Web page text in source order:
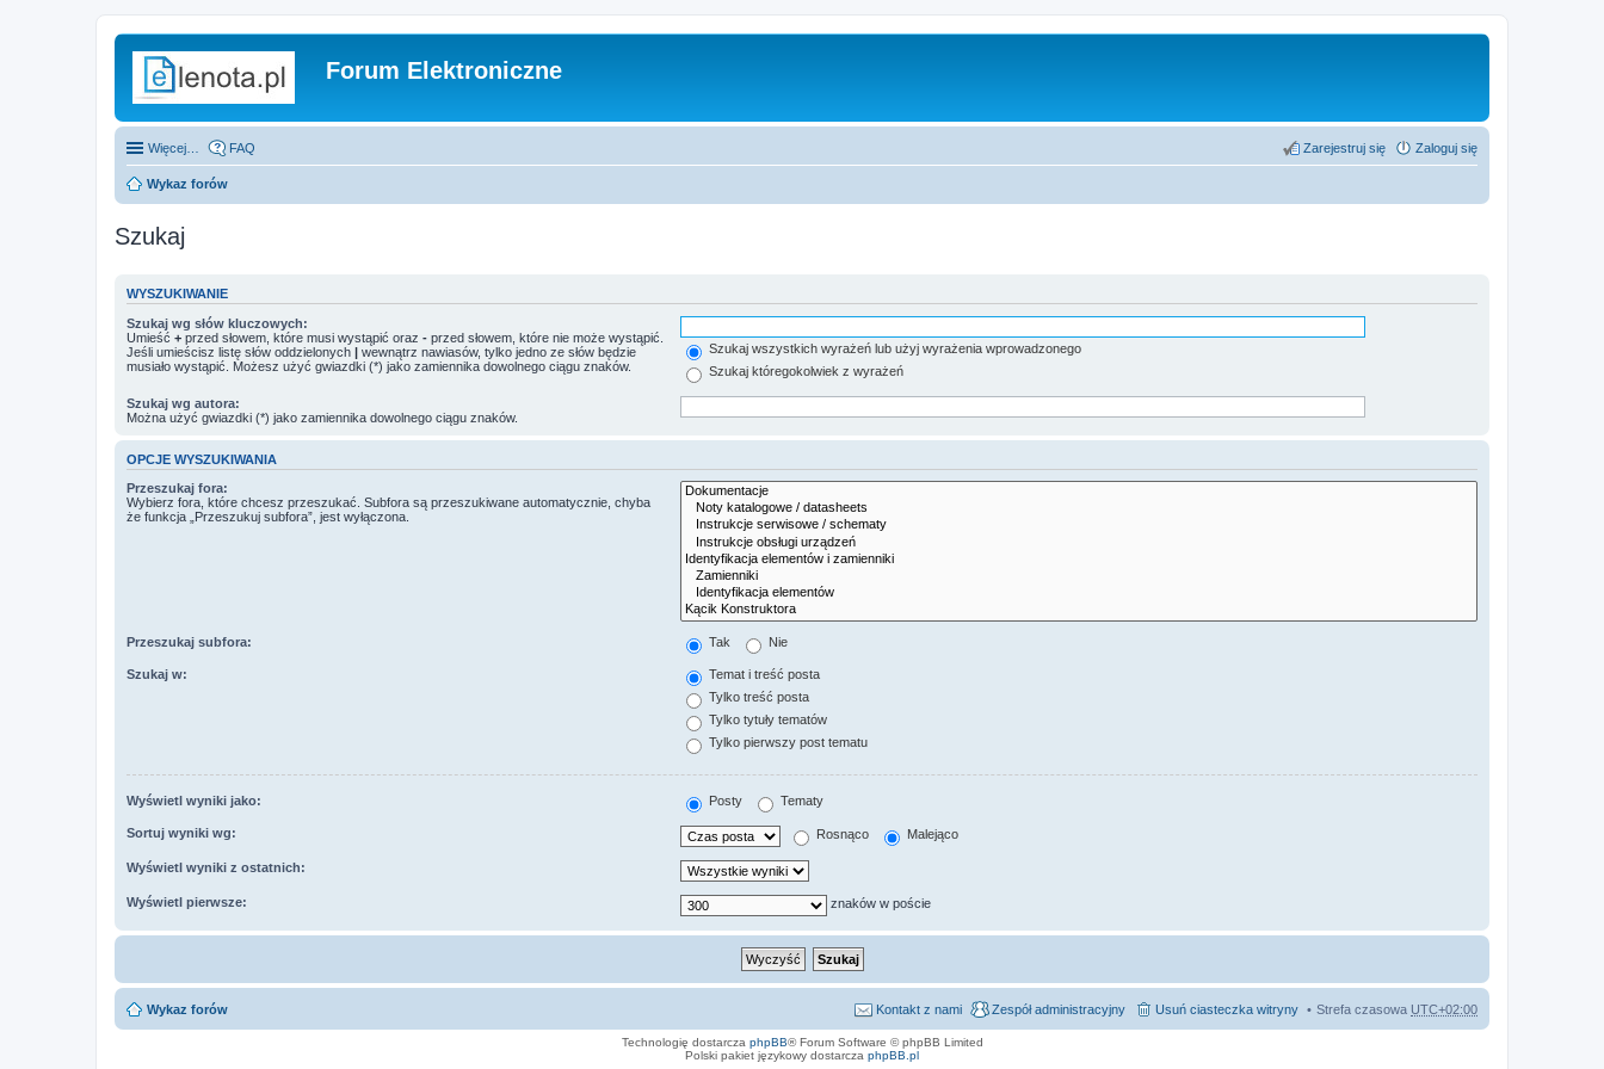
Forum Elektroniczne
Więcej… FAQ Zaloguj się
Zarejestruj się
Wykaz forów
Szukaj
WYSZUKIWANIE
Szukaj wg słów kluczowych:
Umieść + przed słowem, które musi wystąpić oraz - przed słowem, które nie może wystąpić.
Jeśli umieścisz listę słów oddzielonych | wewnątrz nawiasów, tylko jedno ze słów będzie
musiało wystąpić. Możesz użyć gwiazdki (*) jako zamiennika dowolnego ciągu znaków.
Szukaj wszystkich wyrażeń lub użyj wyrażenia wprowadzonego
Szukaj któregokolwiek z wyrażeń
Szukaj wg autora:
Można użyć gwiazdki (*) jako zamiennika dowolnego ciągu znaków.
OPCJE WYSZUKIWANIA
Przeszukaj fora:
Wybierz fora, które chcesz przeszukać. Subfora są przeszukiwane automatycznie, chyba
że funkcja „Przeszukuj subfora”, jest wyłączona.
Przeszukaj subfora: Tak Nie
Szukaj w:
Temat i treść posta
Tylko treść posta
Tylko tytuły tematów
Tylko pierwszy post tematu
Wyświetl wyniki jako: Posty Tematy
Sortuj wyniki wg: Rosnąco Malejąco
Wyświetl wyniki z ostatnich:
Wyświetl pierwsze: znaków w poście
Wykaz forów Strefa czasowa UTC+02:00
Usuń ciasteczka witryny
Zespół administracyjny
Kontakt z nami
Technologię dostarcza phpBB® Forum Software © phpBB Limited
Polski pakiet językowy dostarcza phpBB.pl